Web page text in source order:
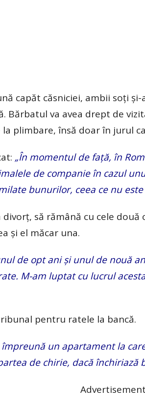
capăt căsniciei, ambii soți
Bărbatul va avea drept de
la plimbare, însă doar în jurul
„În momentul de față, în
de companie în cazul
bunurilor, ceea ce nu este
să rămână cu cele
și el măcar una.
de opt ani și unul de nouă
M-am luptat cu lucrul
pentru ratele la bancă.
împreună un apartament la
de chirie, dacă închiriază